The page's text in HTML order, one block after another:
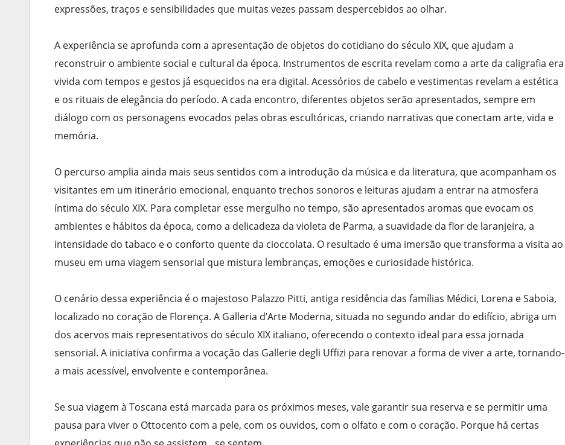
expressões, traços e sensibilidades que muitas vezes passam despercebidos ao olhar.
A experiência se aprofunda com a apresentação de objetos do cotidiano do século XIX, que ajudam a
reconstruir o ambiente social e cultural da época. Instrumentos de escrita revelam como a arte da caligrafia era
vivida com tempos e gestos já esquecidos na era digital. Acessórios de cabelo e vestimentas revelam a estética
e os rituais de elegância do período. A cada encontro, diferentes objetos serão apresentados, sempre em
diálogo com os personagens evocados pelas obras escultóricas, criando narrativas que conectam arte, vida e
memória.
O percurso amplia ainda mais seus sentidos com a introdução da música e da literatura, que acompanham os
visitantes em um itinerário emocional, enquanto trechos sonoros e leituras ajudam a entrar na atmosfera
íntima do século XIX. Para completar esse mergulho no tempo, são apresentados aromas que evocam os
ambientes e hábitos da época, como a delicadeza da violeta de Parma, a suavidade da flor de laranjeira, a
intensidade do tabaco e o conforto quente da cioccolata. O resultado é uma imersão que transforma a visita ao
museu em uma viagem sensorial que mistura lembranças, emoções e curiosidade histórica.
O cenário dessa experiência é o majestoso Palazzo Pitti, antiga residência das famílias Médici, Lorena e Saboia,
localizado no coração de Florença. A Galleria d’Arte Moderna, situada no segundo andar do edifício, abriga um
dos acervos mais representativos do século XIX italiano, oferecendo o contexto ideal para essa jornada
sensorial. A iniciativa confirma a vocação das Gallerie degli Uffizi para renovar a forma de viver a arte, tornando-
a mais acessível, envolvente e contemporânea.
Se sua viagem à Toscana está marcada para os próximos meses, vale garantir sua reserva e se permitir uma
pausa para viver o Ottocento com a pele, com os ouvidos, com o olfato e com o coração. Porque há certas